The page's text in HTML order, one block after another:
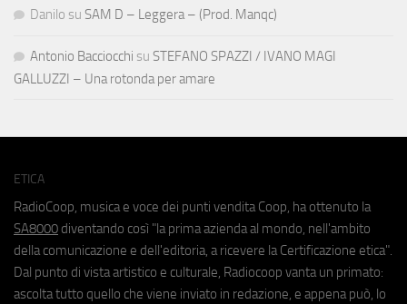
Danilo su SAM D – Leggera – (Prod. Manqc)
Antonio Bacciocchi su STEFANO SPAZZI / IVANO MAGI
GALLUZZI – Una rotonda per amare
ETICA
RadioCoop, musica e voce dei punti vendita Coop, ha ottenuto la
SA8000 diventando così "la prima azienda al mondo, nell'ambito
della comunicazione e dell'editoria, a ricevere la Certificazione etica".
Dal punto di vista artistico e culturale, Radiocoop vanta un primato:
ascolta tutto quello che viene inviato in redazione, e appena può, lo